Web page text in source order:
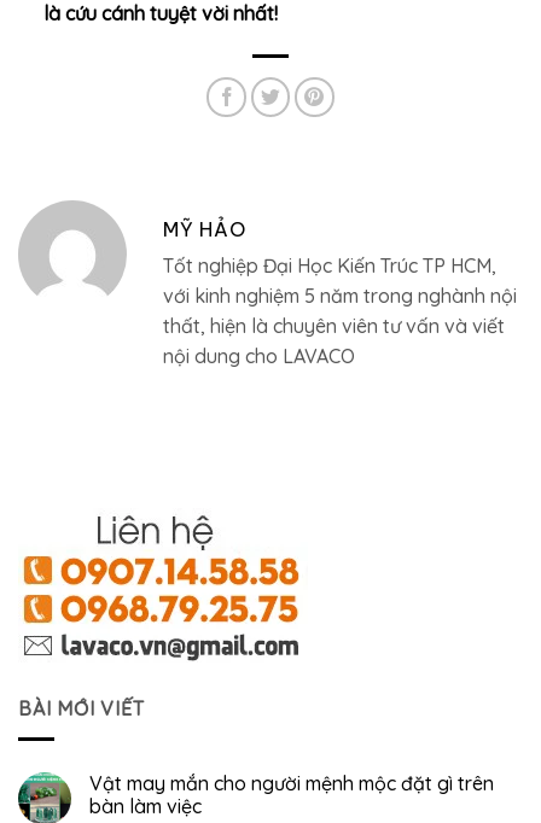
là cứu cánh tuyệt vời nhất!
MỸ HẢO
Tốt nghiệp Đại Học Kiến Trúc TP HCM,
với kinh nghiệm 5 năm trong nghành nội
thất, hiện là chuyên viên tư vấn và viết
nội dung cho LAVACO
BÀI MỚI VIẾT
Vật may mắn cho người mệnh mộc đặt gì trên
bàn làm việc